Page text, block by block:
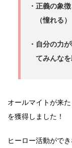
・正義の象
（憧れる）
・自分の力
てみんな
オールマイトが来
を獲得しました！
ヒーロー活動がで